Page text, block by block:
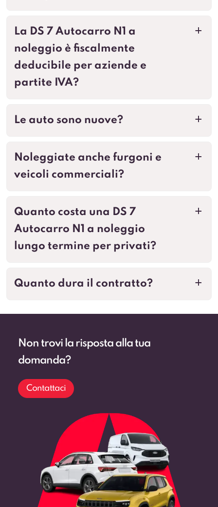
a
La DS 7 Autocarro N1 a
noleggio è fiscalmente
deducibile per aziende e
partite IVA?
a
Le auto sono nuove?
a
Noleggiate anche furgoni e
veicoli commerciali?
a
Quanto costa una DS 7
Autocarro N1 a noleggio
lungo termine per privati?
a
Quanto dura il contratto?
Non trovi la risposta alla tua
domanda?
Contattaci